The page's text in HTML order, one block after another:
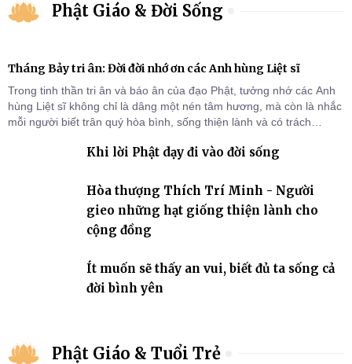
Phật Giáo & Đời Sống
Tháng Bảy tri ân: Đời đời nhớ ơn các Anh hùng Liệt sĩ
Trong tinh thần tri ân và báo ân của đạo Phật, tưởng nhớ các Anh
hùng Liệt sĩ không chỉ là dâng một nén tâm hương, mà còn là nhắc
mỗi người biết trân quý hòa bình, sống thiện lành và có trách
Khi lời Phật dạy đi vào đời sống
Hòa thượng Thích Trí Minh - Người
gieo những hạt giống thiện lành cho
cộng đồng
Ít muốn sẽ thấy an vui, biết đủ ta sống cả
đời bình yên
Phật Giáo & Tuổi Trẻ